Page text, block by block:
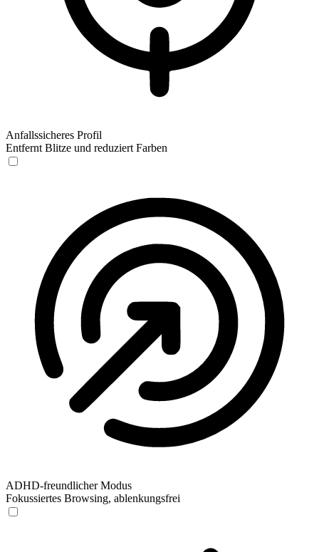
Anfallssicheres Profil
Entfernt Blitze und reduziert Farben
ADHD-freundlicher Modus
Fokussiertes Browsing, ablenkungsfrei